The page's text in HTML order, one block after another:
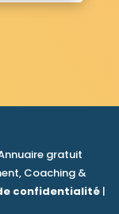
gratuit
Coaching &
confidentialité |